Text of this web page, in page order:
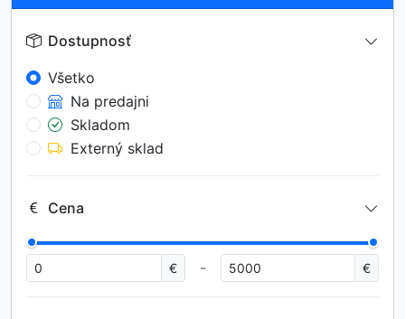
Dostupnosť
Všetko
Na predajni
Skladom
Externý sklad
Cena
€ - €